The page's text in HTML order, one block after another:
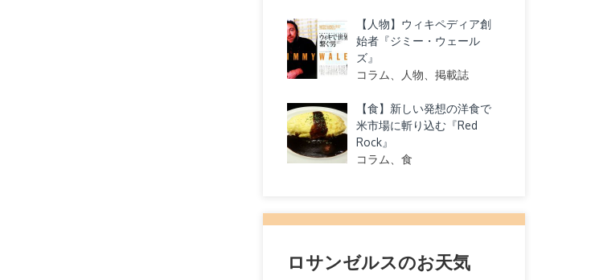
【人物】ウィキペディア創
始者『ジミー・ウェール
ズ』
コラム、人物、掲載誌
【食】新しい発想の洋食で
米市場に斬り込む『Red
Rock』
コラム、食
ロサンゼルスのお天気